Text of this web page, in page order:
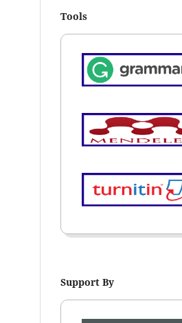
Tools
Support By